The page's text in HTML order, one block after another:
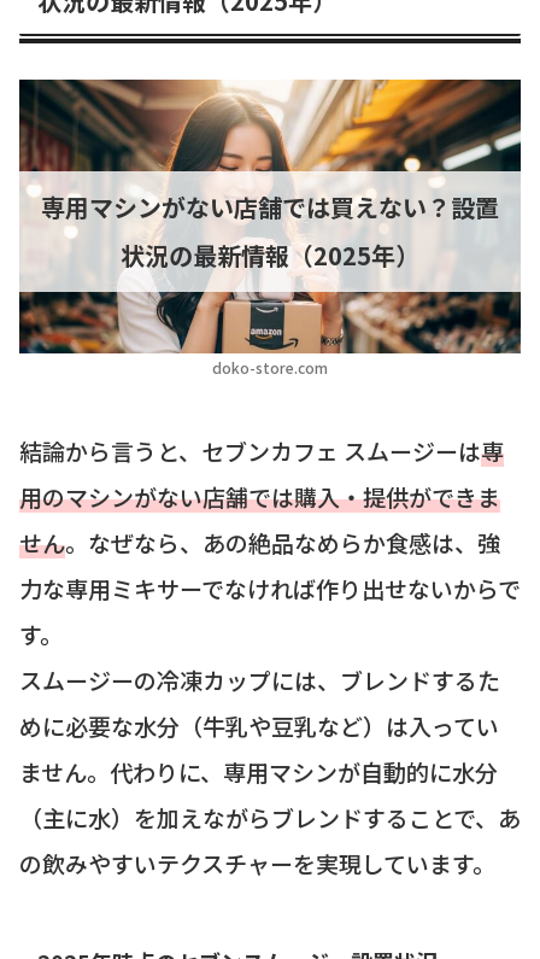
doko-store.com
専用マシンがない店舗では買えない？設置
状況の最新情報（2025年）
結論から言うと、セブンカフェ スムージーは専
用のマシンがない店舗では購入・提供ができま
せん。なぜなら、あの絶品なめらか食感は、強
力な専用ミキサーでなければ作り出せないからで
す。
スムージーの冷凍カップには、ブレンドするた
めに必要な水分（牛乳や豆乳など）は入ってい
ません。代わりに、専用マシンが自動的に水分
（主に水）を加えながらブレンドすることで、あ
の飲みやすいテクスチャーを実現しています。